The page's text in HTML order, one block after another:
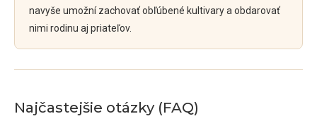
navyše umožní zachovať obľúbené kultivary a obdarovať
nimi rodinu aj priateľov.
Najčastejšie otázky (FAQ)